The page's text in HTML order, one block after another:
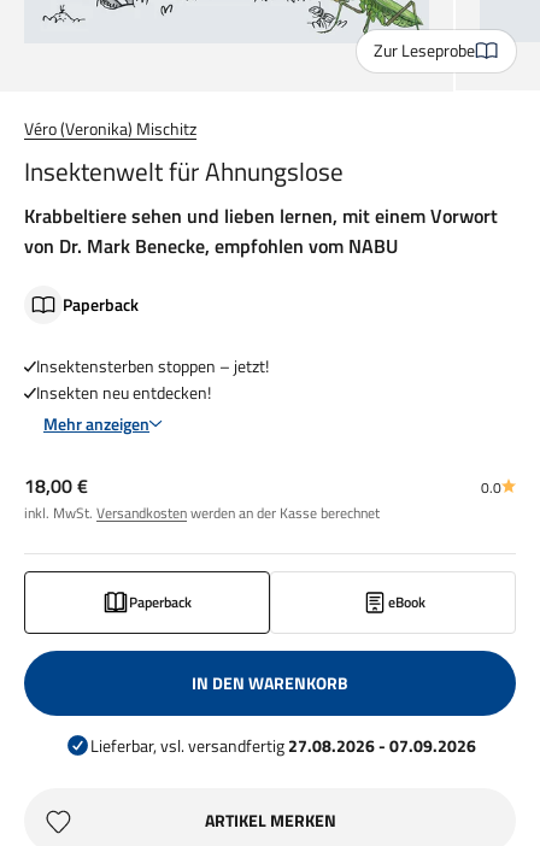
Zur Leseprobe
Véro (Veronika) Mischitz
Insektenwelt für Ahnungslose
Krabbeltiere sehen und lieben lernen, mit einem Vorwort
von Dr. Mark Benecke, empfohlen vom NABU
Paperback
Insektensterben stoppen – jetzt!
Insekten neu entdecken!
Mehr anzeigen
Angebot
18,00 €
inkl. MwSt. Versandkostenwerden an der Kasse berechnet
0.0
Paperback eBook
IN DEN WARENKORB
Lieferbar, vsl. versandfertig27.08.2026 - 07.09.2026
ARTIKEL MERKEN